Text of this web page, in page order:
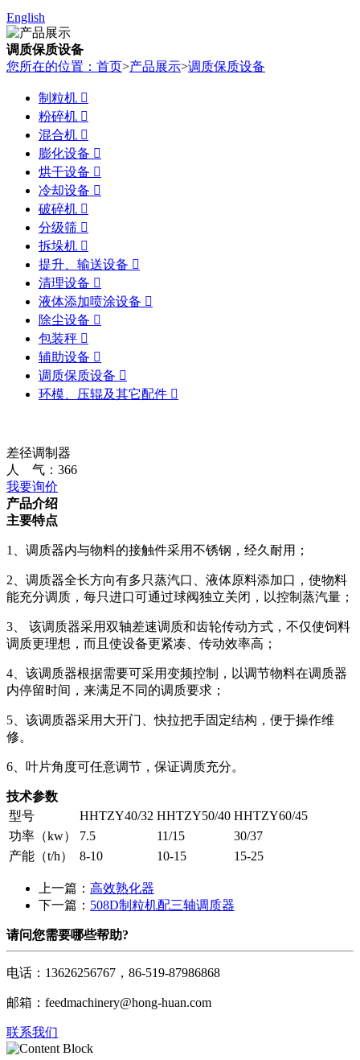
English
调质保质设备
您所在的位置：首页>产品展示>调质保质设备
制粒机 
粉碎机 
混合机 
膨化设备 
烘干设备 
冷却设备 
破碎机 
分级筛 
拆垛机 
提升、输送设备 
清理设备 
液体添加喷涂设备 
除尘设备 
包装秤 
辅助设备 
调质保质设备 
环模、压辊及其它配件 
差径调制器
人 气： 366
我要询价
产品介绍
主要特点
1、调质器内与物料的接触件采用不锈钢，经久耐用；
2、调质器全长方向有多只蒸汽口、液体原料添加口，使物料
能充分调质，每只进口可通过球阀独立关闭，以控制蒸汽量；
3、 该调质器采用双轴差速调质和齿轮传动方式，不仅使饲料
调质更理想，而且使设备更紧凑、传动效率高；
4、该调质器根据需要可采用变频控制，以调节物料在调质器
内停留时间，来满足不同的调质要求；
5、该调质器采用大开门、快拉把手固定结构，便于操作维
修。
6、叶片角度可任意调节，保证调质充分。
技术参数
型号
HHTZY40/32 HHTZY50/40 HHTZY60/45
功率（kw）
7.5 11/15
30/37
产能（t/h）
8-10 10-15 15-25
上一篇： 高效熟化器
下一篇： 508D制粒机配三轴调质器
请问您需要哪些帮助?
电话：13626256767，86-519-87986868
邮箱：feedmachinery@hong-huan.com
联系我们